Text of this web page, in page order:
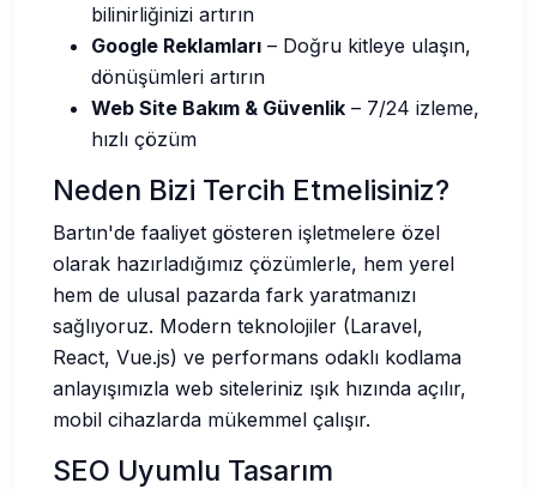
bilinirliğinizi artırın
Google Reklamları – Doğru kitleye ulaşın,
dönüşümleri artırın
Web Site Bakım & Güvenlik – 7/24 izleme,
hızlı çözüm
Neden Bizi Tercih Etmelisiniz?
Bartın'de faaliyet gösteren işletmelere özel
olarak hazırladığımız çözümlerle, hem yerel
hem de ulusal pazarda fark yaratmanızı
sağlıyoruz. Modern teknolojiler (Laravel,
React, Vue.js) ve performans odaklı kodlama
anlayışımızla web siteleriniz ışık hızında açılır,
mobil cihazlarda mükemmel çalışır.
SEO Uyumlu Tasarım